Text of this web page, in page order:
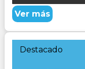
Ver más
Destacado